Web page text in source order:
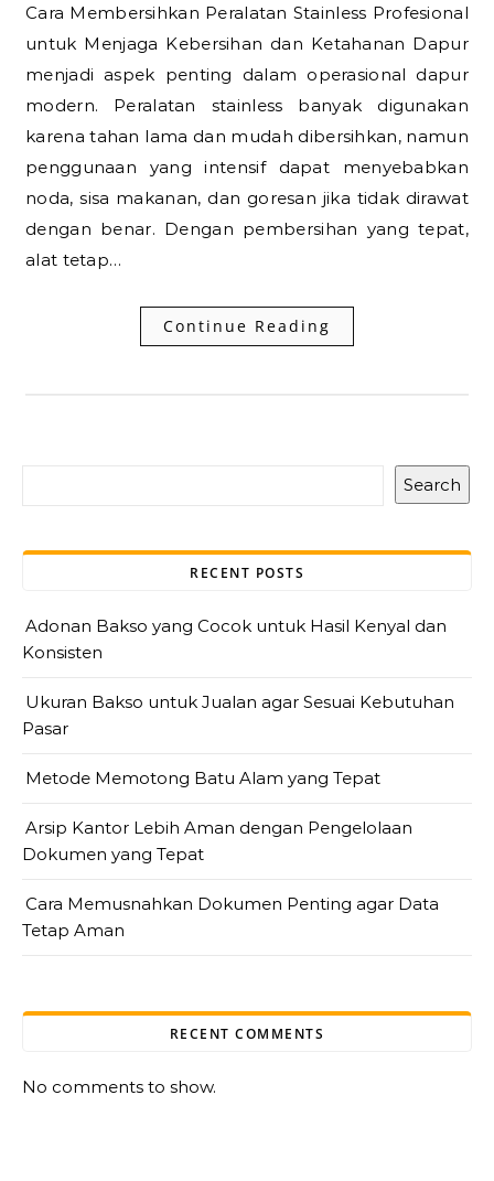
Cara Membersihkan Peralatan Stainless Profesional
untuk Menjaga Kebersihan dan Ketahanan Dapur
menjadi aspek penting dalam operasional dapur
modern. Peralatan stainless banyak digunakan
karena tahan lama dan mudah dibersihkan, namun
penggunaan yang intensif dapat menyebabkan
noda, sisa makanan, dan goresan jika tidak dirawat
dengan benar. Dengan pembersihan yang tepat,
alat tetap…
Continue Reading
Search
RECENT POSTS
Adonan Bakso yang Cocok untuk Hasil Kenyal dan
Konsisten
Ukuran Bakso untuk Jualan agar Sesuai Kebutuhan
Pasar
Metode Memotong Batu Alam yang Tepat
Arsip Kantor Lebih Aman dengan Pengelolaan
Dokumen yang Tepat
Cara Memusnahkan Dokumen Penting agar Data
Tetap Aman
RECENT COMMENTS
No comments to show.